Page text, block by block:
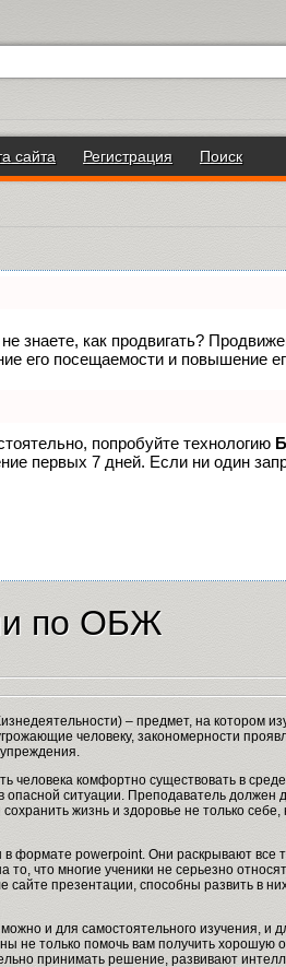
сайта Регистрация Поиск
знаете, как продвигать?
его посещаемости и повышение
попробуйте технологию
первых 7 дней. Если ни один
по ОБЖ
– предмет, на котором
человеку, закономерности
человека комфортно существовать в
опасной ситуации. Преподаватель должен
жизнь и здоровье не только себе,
формате powerpoint. Они раскрывают все
то, что многие ученики не серьезно
презентации, способны развить в
и для самостоятельного изучения, и
не только помочь вам получить хорошую
принимать решение, развивают